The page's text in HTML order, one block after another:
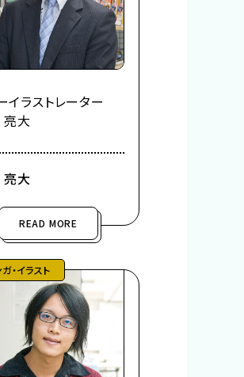
イラストレーター
亮大
亮大
READ MORE
・イラスト